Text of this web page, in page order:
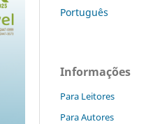
Português
Informações
Para Leitores
Para Autores